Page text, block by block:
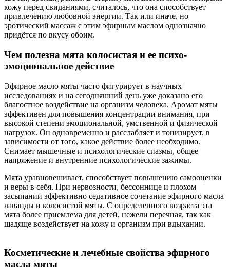
кожу перед свиданиями, считалось, что она способствует
привлечению любовной энергии. Так или иначе, но
эротический массаж с этим эфирным маслом однозначно
придётся по вкусу обоим.
Чем полезна мята колосистая и ее психо-
эмоциональное действие
Эфирное масло мяты часто фигурирует в научных
исследованиях и на сегодняшний день уже доказано его
благостное воздействие на организм человека. Аромат мяты
эффективен для повышения концентрации внимания, при
высокой степени эмоциональной, умственной и физической
нагрузок. Он одновременно и расслабляет и тонизирует, в
зависимости от того, какое действие более необходимо.
Снимает мышечные и психологические спазмы, общее
напряжение и внутренние психологические зажимы.
Мята уравновешивает, способствует повышению самооценки
и веры в себя. При нервозности, бессоннице и плохом
засыпании эффективно седативное сочетание эфирного масла
лаванды и колосистой мяты. С определенного возраста эта
мята более приемлема для детей, нежели перечная, так как
щадяще воздействует на кожу и организм при вдыхании.
Косметические и лечебные свойства эфирного
масла мяты